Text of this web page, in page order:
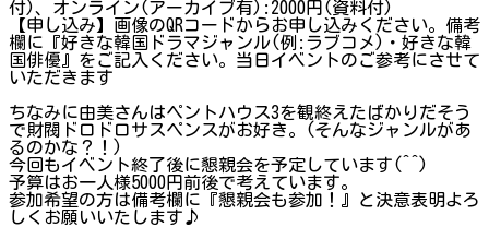
付)、オンライン(アーカイブ有):2000円(資料付)
【申し込み】画像のQRコードからお申し込みください。備考
欄に『好きな韓国ドラマジャンル(例:ラブコメ)・好きな韓
国俳優』をご記入ください。当日イベントのご参考にさせて
いただきます
ちなみに由美さんはペントハウス3を観終えたばかりだそう
で財閥ドロドロサスペンスがお好き。(そんなジャンルがあ
るのかな？！)
今回もイベント終了後に懇親会を予定しています(⁠^⁠^⁠)
予算はお一人様5000円前後で考えています。
参加希望の方は備考欄に『懇親会も参加！』と決意表明よろ
しくお願いいたします♪